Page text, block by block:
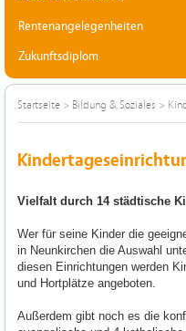
Rentenangelegenheiten
Zukunftsdiplom
Startseite > Bildung & Soziales >
Vielfalt durch 14 städtische
Wer für seine Kinder die
in Neunkirchen die Auswahl
diesen Einrichtungen werden
und Hortplätze angeboten.
Außerdem gibt noch es die